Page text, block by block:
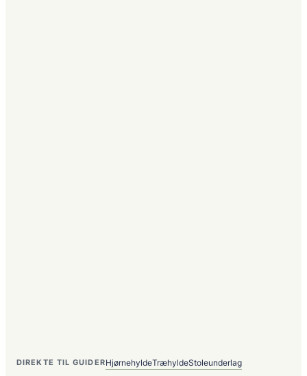
DIREKTE TIL GUIDERHjørnehyldeTræhyldeStoleunderlag